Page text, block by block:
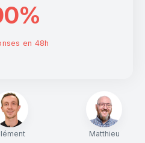
Matthieu
en 48h